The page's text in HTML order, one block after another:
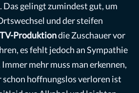
gelingt zumindest gut, um
und der steifen
Produktiondie Zuschauer vor
es fehlt jedoch an Sympathie
mehr muss man erkennen,
schon hoffnungslos verloren ist